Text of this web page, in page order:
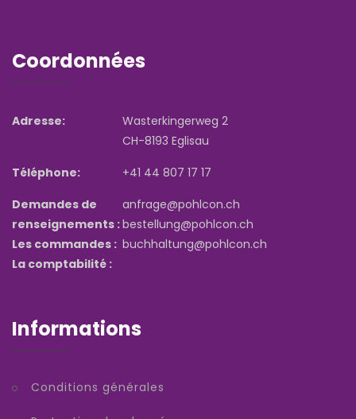
Coordonnées
Adresse:
Wasterkingerweg 2
CH-8193 Eglisau
Téléphone:
+41 44 807 17 17
Demandes de
renseignements :
Les commandes :
La comptabilité :
anfrage@pohlcon.ch
bestellung@pohlcon.ch
buchhaltung@pohlcon.ch
Informations
Conditions générales